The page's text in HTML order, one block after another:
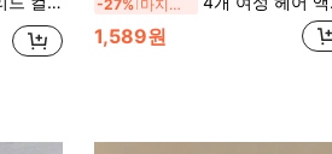
-27% 마지막 3일
1,589원